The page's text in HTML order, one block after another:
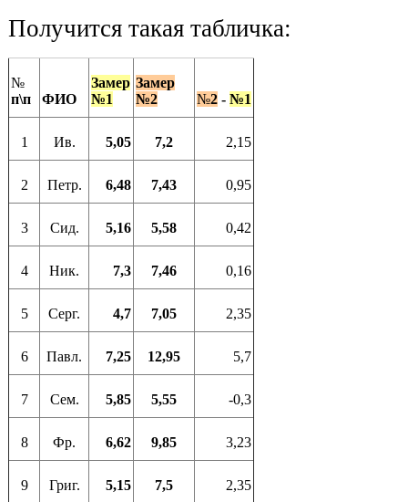
Получится такая табличка:
№
п\п
ФИО
Замер
№1
Замер
№2
№2 - №1
1 Ив. 5,05 7,2 2,15
2 Петр. 6,48 7,43 0,95
3 Сид. 5,16 5,58 0,42
4 Ник. 7,3 7,46 0,16
5 Серг. 4,7 7,05 2,35
6 Павл. 7,25 12,95 5,7
7 Сем. 5,85 5,55 -0,3
8 Фр. 6,62 9,85 3,23
9 Григ. 5,15 7,5 2,35